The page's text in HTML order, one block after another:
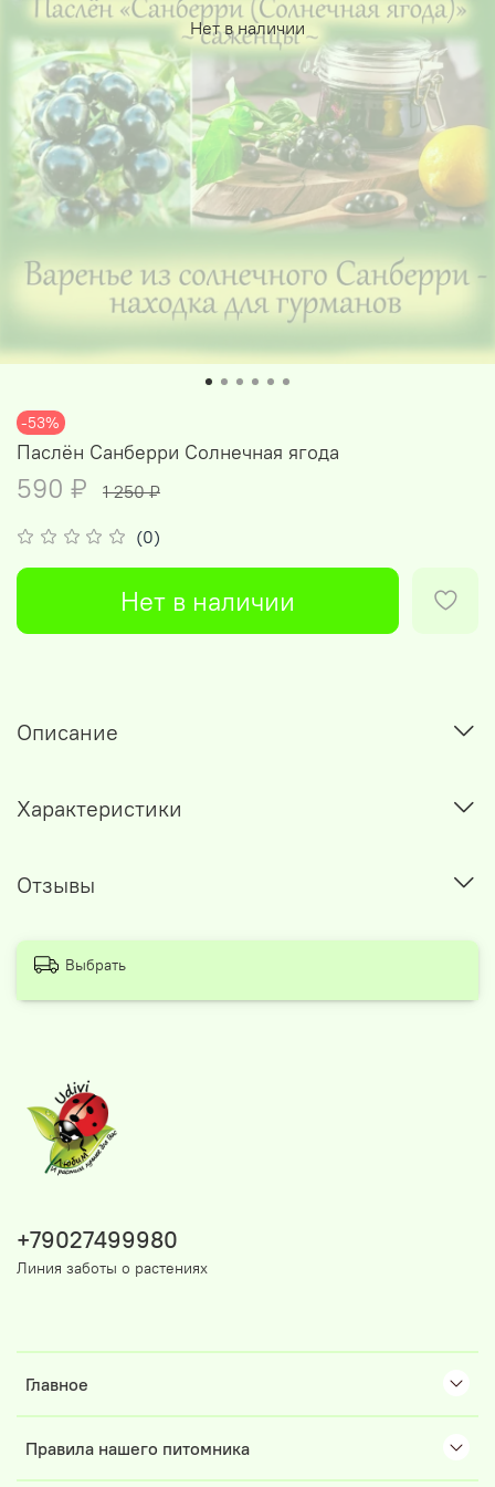
Нет в наличии
-53%
(0)
Паслён Санберри Солнечная ягода
590 ₽ 1 250 ₽
Нет в наличии
Описание
Характеристики
Отзывы
Выбрать
Главное
Правила нашего питомника
+79027499980
Линия заботы о растениях